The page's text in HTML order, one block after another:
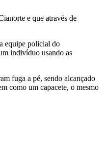
e que através de
equipe policial do
indivíduo usando as
fuga a pé, sendo alcançado
como um capacete, o mesmo